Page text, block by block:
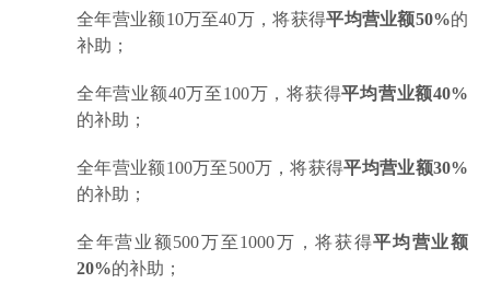
全年营业额10万至40万，将获得平均营业额50%的
补助；
全年营业额40万至100万，将获得平均营业额40%
的补助；
全年营业额100万至500万，将获得平均营业额30%
的补助；
全年营业额500万至1000万，将获得平均营业额
20%的补助；